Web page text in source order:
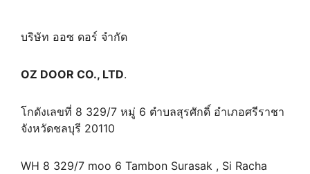
บริษัท ออซ ดอร์ จำกัด
OZ DOOR CO., LTD.
โกดังเลขที่ 8 329/7 หมู่ 6 ตำบลสุรศักดิ์ อำเภอศรีราชา
จังหวัดชลบุรี 20110
WH 8 329/7 moo 6 Tambon Surasak , Si Racha